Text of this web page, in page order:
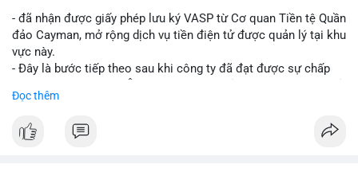
- đã nhận được giấy phép lưu ký VASP từ Cơ quan Tiền tệ Quần
đảo Cayman, mở rộng dịch vụ tiền điện tử được quản lý tại khu
vực này.
- Đây là bước tiếp theo sau khi công ty đã đạt được sự chấp
quy định toàn cầu.
một cách hợp pháp tại Cayman, thu hút thêm khách hàng tổ
Đọc thêm